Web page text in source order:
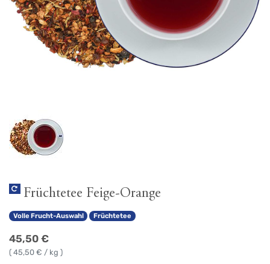
Früchtetee Feige-Orange
Volle Frucht-Auswahl Früchtetee
45,50 €
( 45,50 € / kg )